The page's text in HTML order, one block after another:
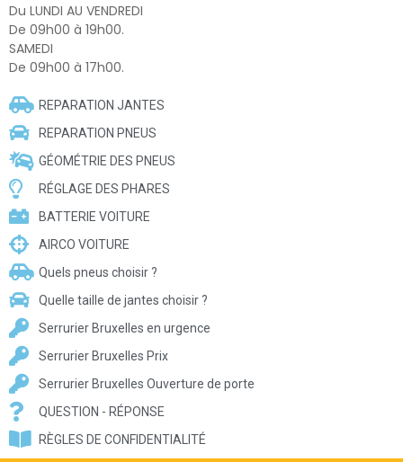
Du LUNDI AU VENDREDI
De 09h00 à 19h00.
SAMEDI
De 09h00 à 17h00.
REPARATION JANTES
REPARATION PNEUS
GÉOMÉTRIE DES PNEUS
RÉGLAGE DES PHARES
BATTERIE VOITURE
AIRCO VOITURE
Quels pneus choisir ?
Quelle taille de jantes choisir ?
Serrurier Bruxelles en urgence
Serrurier Bruxelles Prix
Serrurier Bruxelles Ouverture de porte
QUESTION - RÉPONSE
RÈGLES DE CONFIDENTIALITÉ